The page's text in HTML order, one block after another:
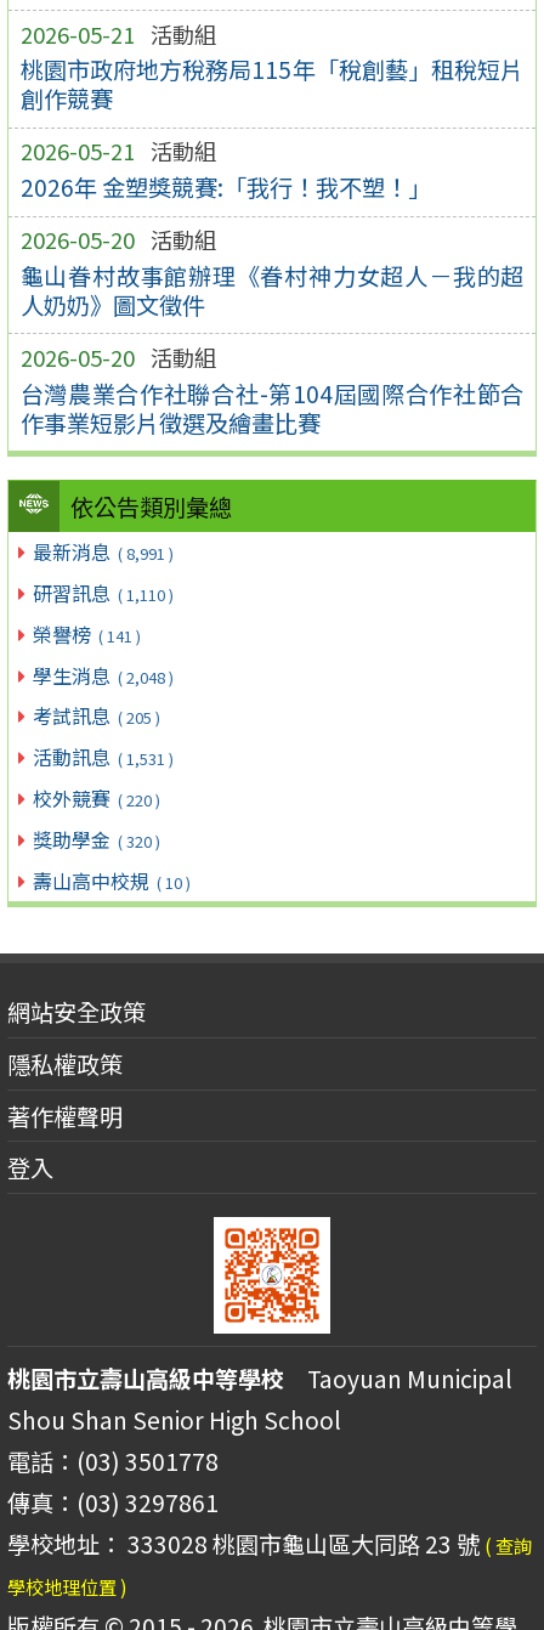
2026-05-21 活動組
桃園市政府地方稅務局115年「稅創藝」租稅短片
創作競賽
2026-05-21 活動組
2026年 金塑獎競賽:「我行！我不塑！」
2026-05-20 活動組
龜山眷村故事館辦理《眷村神力女超人－我的超
人奶奶》圖文徵件
2026-05-20 活動組
台灣農業合作社聯合社-第104屆國際合作社節合
作事業短影片徵選及繪畫比賽
依公告類別彙總
最新消息 ( 8,991 )
研習訊息 ( 1,110 )
榮譽榜 ( 141 )
學生消息 ( 2,048 )
考試訊息 ( 205 )
活動訊息 ( 1,531 )
校外競賽 ( 220 )
獎助學金 ( 320 )
壽山高中校規 ( 10 )
網站安全政策
隱私權政策
著作權聲明
登入
桃園市立壽山高級中等學校 Taoyuan Municipal
Shou Shan Senior High School
電話：(03) 3501778
傳真：(03) 3297861
學校地址： 333028 桃園市龜山區大同路 23 號 ( 查詢
學校地理位置 )